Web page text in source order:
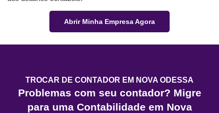
Abrir Minha Empresa Agora
TROCAR DE CONTADOR EM NOVA ODESSA
Problemas com seu contador? Migre
para uma Contabilidade em Nova